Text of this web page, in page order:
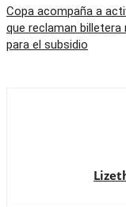
Copa acompaña a
que reclaman billetera
para el subsidio